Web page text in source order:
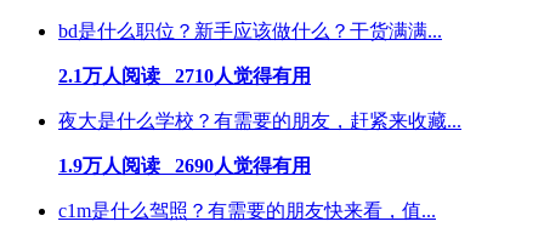
bd是什么职位？新手应该做什么？干货满满...
2.1万人阅读 2710人觉得有用
夜大是什么学校？有需要的朋友，赶紧来收藏...
1.9万人阅读 2690人觉得有用
c1m是什么驾照？有需要的朋友快来看，值...